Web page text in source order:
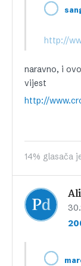
naravno, i
vijest
14% glasača